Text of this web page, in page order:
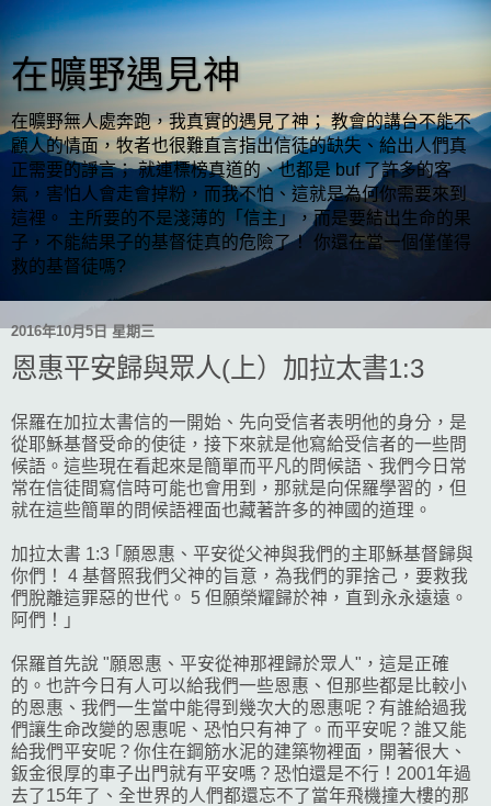
在曠野遇見神
在曠野無人處奔跑，我真實的遇見了神； 教會的講台不能不
顧人的情面，牧者也很難直言指出信徒的缺失、給出人們真
正需要的諍言； 就連標榜真道的、也都是 buf 了許多的客
氣，害怕人會走會掉粉，而我不怕、這就是為何你需要來到
這裡。 主所要的不是淺薄的「信主」，而是要結出生命的果
子，不能結果子的基督徒真的危險了！ 你還在當一個僅僅得
救的基督徒嗎?
2016年10月5日 星期三
恩惠平安歸與眾人(上）加拉太書1:3
保羅在加拉太書信的一開始、先向受信者表明他的身分，是
從耶穌基督受命的使徒，接下來就是他寫給受信者的一些問
候語。這些現在看起來是簡單而平凡的問候語、我們今日常
常在信徒間寫信時可能也會用到，那就是向保羅學習的，但
就在這些簡單的問候語裡面也藏著許多的神國的道理。
加拉太書 1:3 ｢願恩惠、平安從父神與我們的主耶穌基督歸與
你們！ 4 基督照我們父神的旨意，為我們的罪捨己，要救我
們脫離這罪惡的世代。 5 但願榮耀歸於神，直到永永遠遠。
阿們！｣
保羅首先說 "願恩惠、平安從神那裡歸於眾人"，這是正確
的。也許今日有人可以給我們一些恩惠、但那些都是比較小
的恩惠、我們一生當中能得到幾次大的恩惠呢？有誰給過我
們讓生命改變的恩惠呢、恐怕只有神了。而平安呢？誰又能
給我們平安呢？你住在鋼筋水泥的建築物裡面，開著很大、
鈑金很厚的車子出門就有平安嗎？恐怕還是不行！2001年過
去了15年了、全世界的人們都還忘不了當年飛機撞大樓的那